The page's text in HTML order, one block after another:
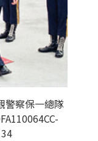
警察保一總隊